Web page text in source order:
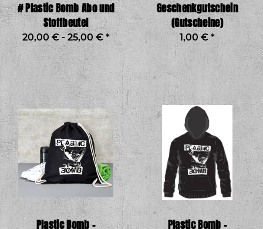
# Plastic Bomb Abo und
Stoffbeutel
20,00 € -25,00 € *
Geschenkgutschein
(Gutscheine)
1,00 €*
Plastic Bomb -
Plastic Bomb -